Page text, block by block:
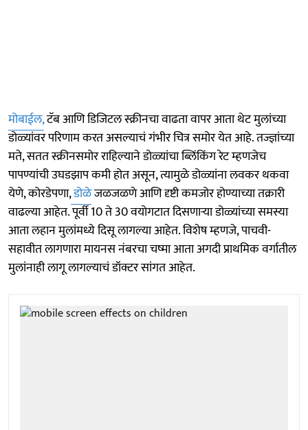
मोबाईल,टॅब आणि डिजिटल स्क्रीनचा वाढता वापर आता थेट मुलांच्या
डोळ्यांवर परिणाम करत असल्याचं गंभीर चित्र समोर येत आहे. तज्ज्ञांच्या
मते, सतत स्क्रीनसमोर राहिल्याने डोळ्यांचा ब्लिंकिंग रेट म्हणजेच
पापण्यांची उघडझाप कमी होत असून, त्यामुळे डोळ्यांना लवकर थकवा
येणे, कोरडेपणा,डोळेजळजळणे आणि दृष्टी कमजोर होण्याच्या तक्रारी
वाढल्या आहेत. पूर्वी 10 ते 30 वयोगटात दिसणाऱ्या डोळ्यांच्या समस्या
आता लहान मुलांमध्ये दिसू लागल्या आहेत. विशेष म्हणजे, पाचवी-
सहावीत लागणारा मायनस नंबरचा चष्मा आता अगदी प्राथमिक वर्गातील
मुलांनाही लागू लागल्याचं डॉक्टर सांगत आहेत.